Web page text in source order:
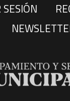
SESIÓN